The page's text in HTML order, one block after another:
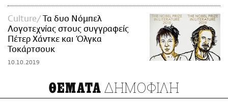
Culture
Τα δυο Νόμπελ
Λογοτεχνίας στους συγγραφείς
Πέτερ Χάντκε και Όλγκα
Τοκάρτσουκ
10.10.2019
ΘΕΜΑΤΑ ΔΗΜΟΦΙΛΗ